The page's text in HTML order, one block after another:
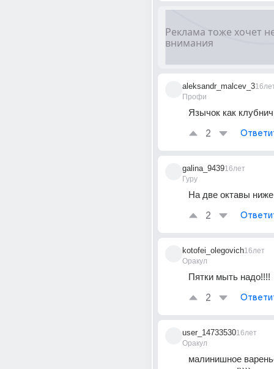
aleksandr_malcev_3
Профи
Язычок как
2
galina_9439
Гуру
16лет
На две октавы
2
kotofei_olegovich
Оракул
16лет
Пятки мыть надо!!!!
2
user_14733530
Оракул
16лет
малинишное